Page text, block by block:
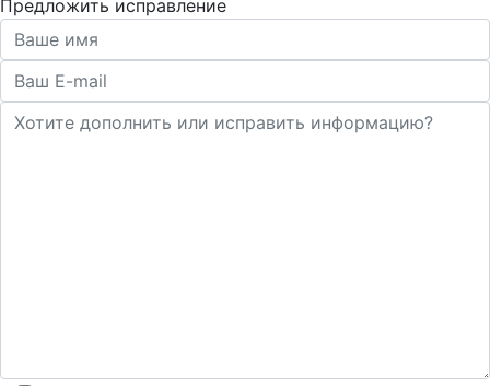
Предложить исправление